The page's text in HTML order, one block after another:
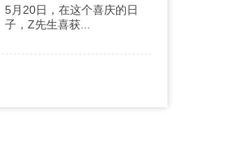
5月20日，在这个喜庆的日
子，Z先生喜获...